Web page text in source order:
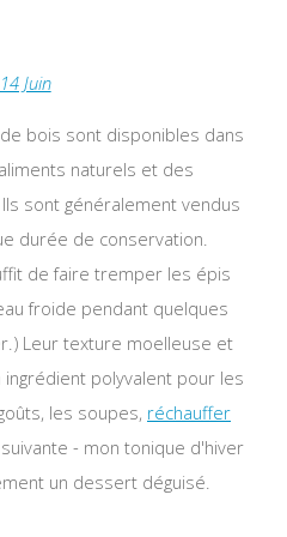
Juin
bois sont disponibles dans
naturels et des
sont généralement vendus
durée de conservation.
de faire tremper les épis
froide pendant quelques
Leur texture moelleuse et
polyvalent pour les
les soupes, réchauffer
- mon tonique d'hiver
un dessert déguisé.